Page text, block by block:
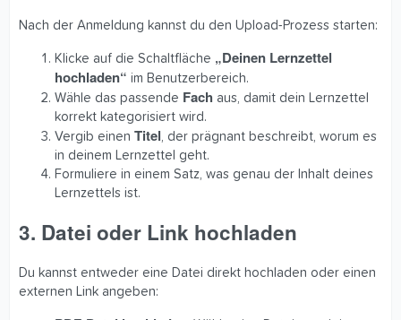
Nach der Anmeldung kannst du den Upload-Prozess starten:
Klicke auf die Schaltfläche „Deinen Lernzettel
hochladen“ im Benutzerbereich.
Wähle das passende Fach aus, damit dein Lernzettel
korrekt kategorisiert wird.
Vergib einen Titel , der prägnant beschreibt, worum es
in deinem Lernzettel geht.
Formuliere in einem Satz, was genau der Inhalt deines
Lernzettels ist.
3. Datei oder Link hochladen
Du kannst entweder eine Datei direkt hochladen oder einen
externen Link angeben: